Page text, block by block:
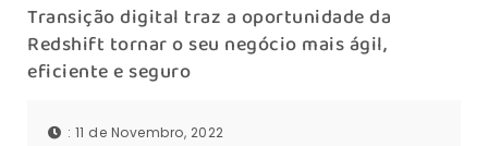
Transição digital traz a oportunidade da
Redshift tornar o seu negócio mais ágil,
eficiente e seguro
: 11 de Novembro, 2022